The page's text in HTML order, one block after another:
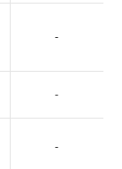
-
-
-